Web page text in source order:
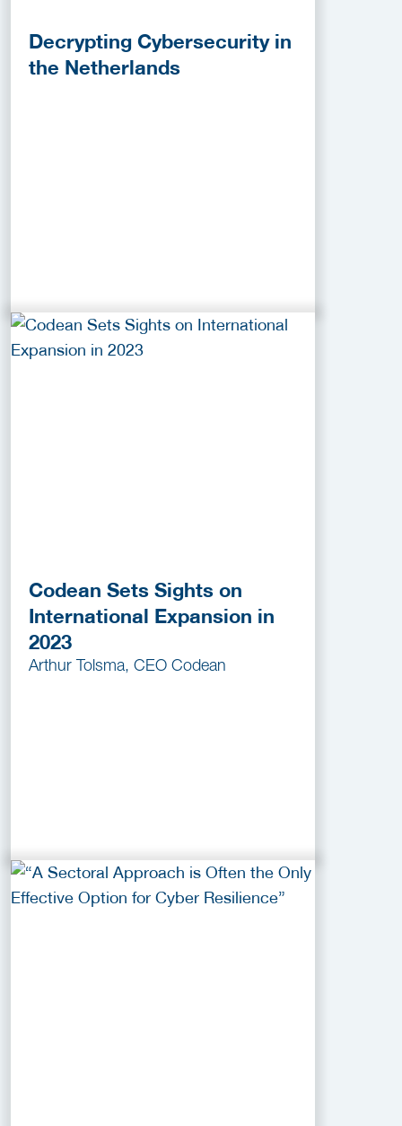
Decrypting Cybersecurity in
the Netherlands
Codean Sets Sights on
International Expansion in
2023
Arthur Tolsma, CEO Codean